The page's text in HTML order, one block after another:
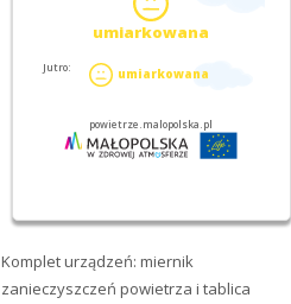
Komplet urządzeń: miernik
zanieczyszczeń powietrza i tablica